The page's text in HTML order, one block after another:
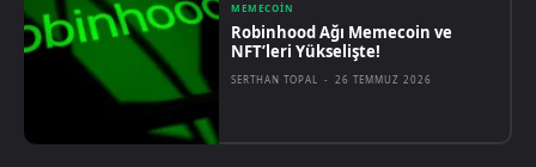
MEMECOIN
Robinhood Ağı Memecoin ve
NFT’leri Yükselişte!
SERTHAN TOPAL - 26 TEMMUZ 2026